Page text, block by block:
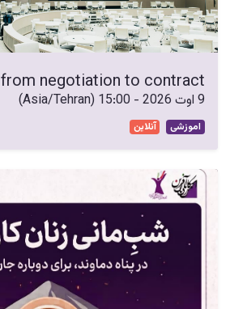
from negotiation to contract
9 اوت 2026 -
15:00
(
Asia/Tehran
)
اموزشی آنلاین